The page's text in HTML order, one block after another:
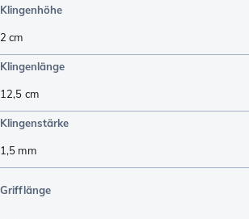
Klingenhöhe
2 cm
Klingenlänge
12,5 cm
Klingenstärke
1,5 mm
Grifflänge